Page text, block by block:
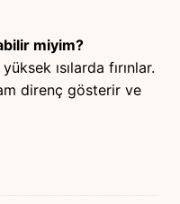
miyim?
ısılarda fırınlar.
direnç gösterir ve